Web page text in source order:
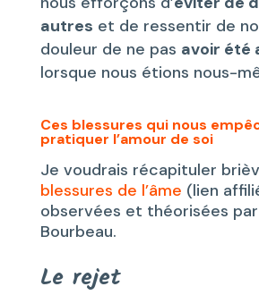
autres et de ressentir de
douleur de ne pas avoir été
lorsque nous étions nous-
Ces blessures qui nous
pratiquer l’amour de soi
Je voudrais récapituler
blessures de l’âme (lien
observées et théorisées
Bourbeau.
Le rejet